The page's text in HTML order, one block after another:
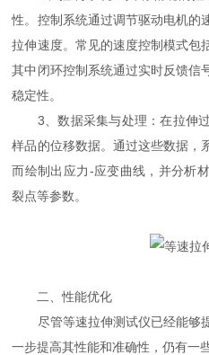
性。控制系统通过调节驱动电机的
拉伸速度。常见的速度控制模式包
其中闭环控制系统通过实时反馈信
稳定性。
3、数据采集与处理：在拉伸过
样品的位移数据。通过这些数据，
而绘制出应力-应变曲线，并分析
裂点等参数。
二、性能优化
尽管等速拉伸测试仪已经能够
一步提高其性能和准确性，仍有一